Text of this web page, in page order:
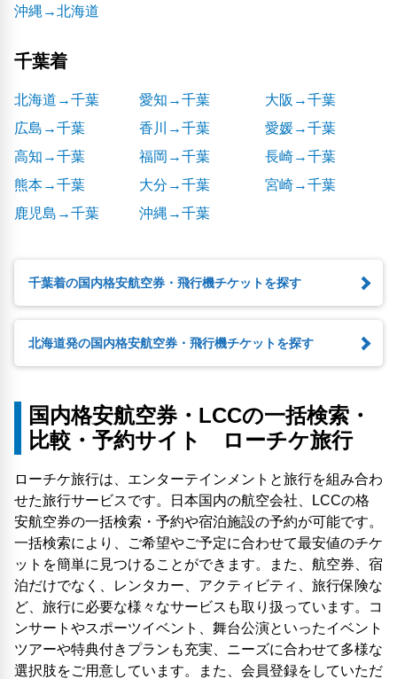
沖縄→北海道
千葉着
北海道→千葉 愛知→千葉
大阪→千葉
広島→千葉
香川→千葉
愛媛→千葉
高知→千葉
福岡→千葉
長崎→千葉
熊本→千葉
大分→千葉
宮崎→千葉
鹿児島→千葉
沖縄→千葉
千葉着の国内格安航空券・飛行機チケットを探す
北海道発の国内格安航空券・飛行機チケットを探す
国内格安航空券・LCCの一括検索・
比較・予約サイト ローチケ旅行
ローチケ旅行は、エンターテインメントと旅行を組み合わ
せた旅行サービスです。日本国内の航空会社、LCCの格
安航空券の一括検索・予約や宿泊施設の予約が可能です。
一括検索により、ご希望やご予定に合わせて最安値のチケ
ットを簡単に見つけることができます。また、航空券、宿
泊だけでなく、レンタカー、アクティビティ、旅行保険な
ど、旅行に必要な様々なサービスも取り扱っています。コ
ンサートやスポーツイベント、舞台公演といったイベント
ツアーや特典付きプランも充実、ニーズに合わせて多様な
選択肢をご用意しています。また、会員登録をしていただ